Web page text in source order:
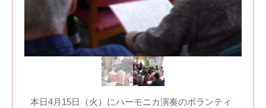
本日4月15日（火）にハーモニカ演奏のボランティ